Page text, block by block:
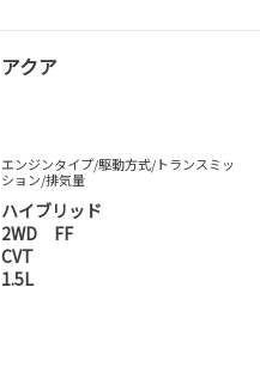
アクア
エンジンタイプ/駆動方式/トランスミッ
ション/排気量
ハイブリッド
2WD FF
CVT
1.5L